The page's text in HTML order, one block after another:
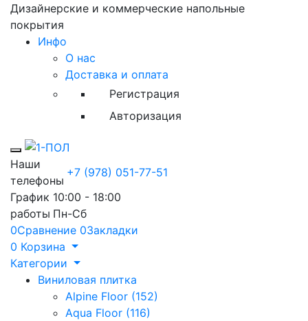
Дизайнерские и коммерческие напольные
покрытия
Инфо
О нас
Доставка и оплата
Регистрация
Авторизация
Toggle mobile menu
Наши
телефоны
+7 (978) 051-77-51
График
работы
10:00 - 18:00
Пн-Сб
0Сравнение 0Закладки
0 Корзина
Категории
Виниловая плитка
Alpine Floor (152)
Aqua Floor (116)